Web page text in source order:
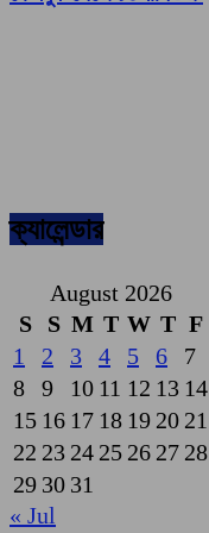
ক্যালেন্ডার
August 2026
S
S M T W T F
1
2 3 4 5 6
7
8
9 10 11 12 13 14
15 16 17 18 19 20 21
22 23 24 25 26 27 28
29 30 31
« Jul